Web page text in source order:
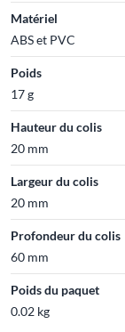
Matériel
ABS et PVC
Poids
17 g
Hauteur du colis
20 mm
Largeur du colis
20 mm
Profondeur du colis
60 mm
Poids du paquet
0.02 kg